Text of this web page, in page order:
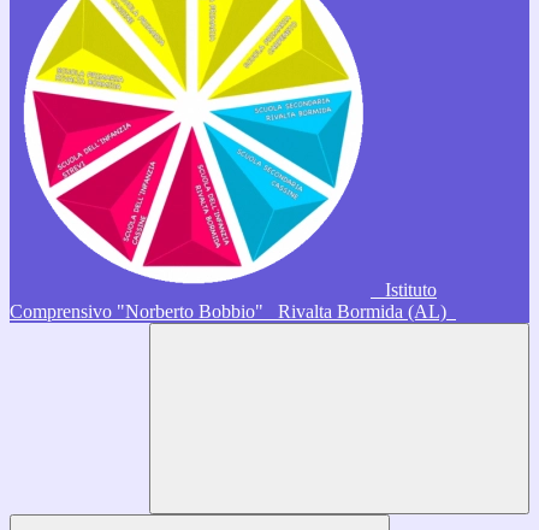
Istituto
Comprensivo "Norberto Bobbio"
Rivalta Bormida (AL)